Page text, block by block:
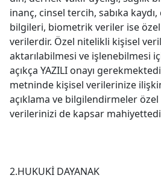
inanç, cinsel tercih, sabıka
bilgileri, biometrik veriler ise
verilerdir. Özel nitelikli kişisel
aktarılabilmesi ve işlenebilmesi
açıkça YAZILI onayı
metninde kişisel verilerinize
açıklama ve bilgilendirmeler
verilerinizi de kapsar
2.HUKUKİ DAYANAK